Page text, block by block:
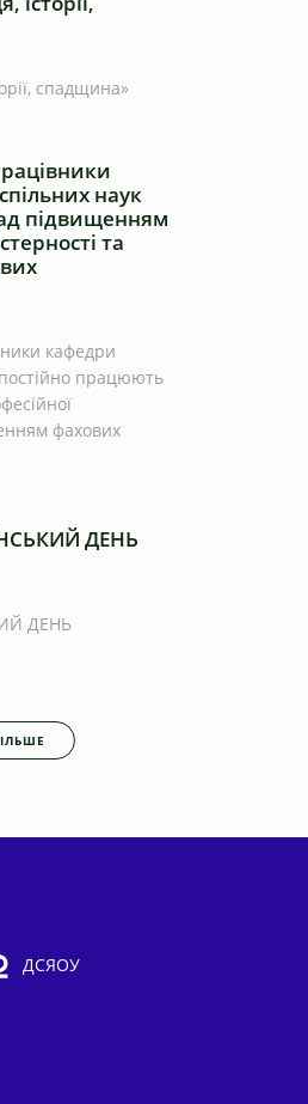
спадщина»
наук
підвищенням
та
кафедри
постійно працюють
фахових
ДЕНЬ
ДЕНЬ
ДСЯОУ